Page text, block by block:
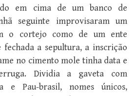
em cima de um banco de
seguinte improvisaram um
o cortejo como de um ente
fechada a sepultura, a inscrição
no cimento mole tinha data e
Dividia a gaveta com
e Pau-brasil, nomes únicos,